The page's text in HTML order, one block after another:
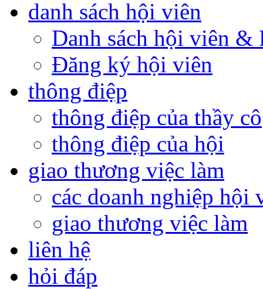
danh sách hội viên
Danh sách hội viên &
Đăng ký hội viên
thông điệp
thông điệp của thầy cô
thông điệp của hội
giao thương việc làm
các doanh nghiệp hội
giao thương việc làm
liên hệ
hỏi đáp